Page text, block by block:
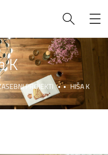
K
PROJEKTI HIŠA K